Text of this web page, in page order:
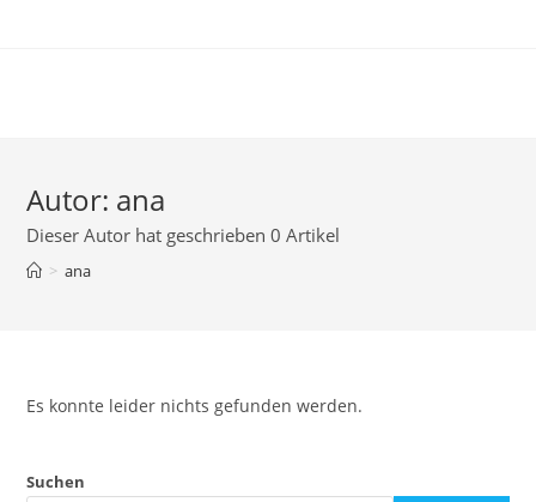
Autor: ana
Dieser Autor hat geschrieben 0 Artikel
> ana
Es konnte leider nichts gefunden werden.
Suchen